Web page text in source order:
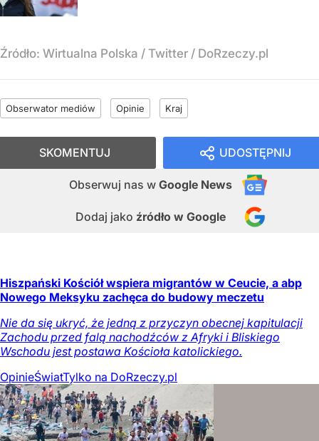
Źródło: Wirtualna Polska / Twitter / DoRzeczy.pl
Obserwator mediów Opinie Kraj
UDOSTĘPNIJ
Obserwuj nas w Google News
Dodaj jako źródło w Google
SKOMENTUJ
Hiszpański Kościół wspiera migrantów w Ceucie, a abp
Nowego Meksyku zachęca do budowy meczetu
Nie da się ukryć, że jedną z przyczyn obecnej kapitulacji
Zachodu przed falą nachodźców z Afryki i Bliskiego
Wschodu jest postawa Kościoła katolickiego.
OpinieŚwiatTylko na DoRzeczy.pl